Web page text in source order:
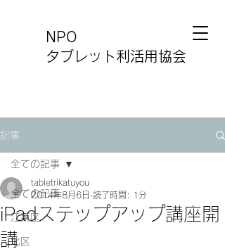
NPO
タブレット利活用協会
記事
全ての記事
江東区
北区
全ての記事
iPadステップアップ講座開
講
tabletrikatuyou
2014年8月6日 読了時間: 1分